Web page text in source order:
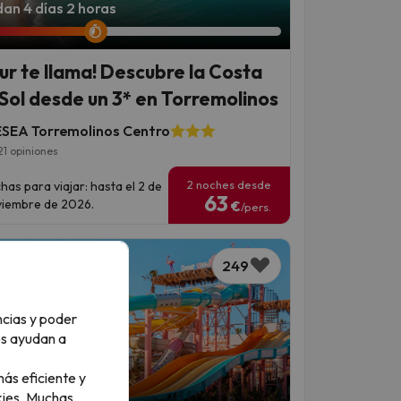
4 días 2 horas
te llama! Descubre la Costa
desde un 3* en Torremolinos
Torremolinos Centro
opiniones
para viajar: hasta el 2 de
de 2026.
2 noches desde
63 €/pers.
249
2 días 19 horas
y poder
ayudan a
eficiente y
Muchas